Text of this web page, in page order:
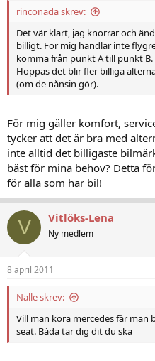
rinconada skrev:
Det vär klart, jag knorrar och
billigt. För mig handlar inte
komma från punkt A till punkt B.
Hoppas det blir fler billiga
(om de nånsin gör).
För mig gäller komfort,
tycker att det är bra med
inte alltid det billigaste
bäst för mina behov? Detta
för alla som har bil!
V Vitlöks-Lena
Ny medlem
8 april 2011
Nalle skrev:
Vill man köra mercedes fàr man
seat. Bàda tar dig dit du ska